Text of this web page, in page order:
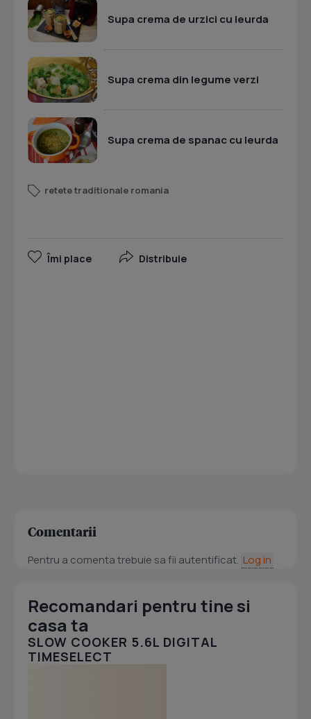
Supa crema de urzici cu leurda
Supa crema din legume verzi
Supa crema de spanac cu leurda
retete traditionale romania
Îmi place Distribuie
Comentarii
Pentru a comenta trebuie sa fii autentificat. Log in
Recomandari pentru tine si
casa ta
SLOW COOKER 5.6L DIGITAL
TIMESELECT